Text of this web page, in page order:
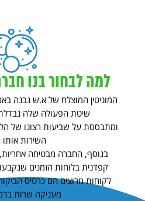
למה לבחור בנו
המוניטין המוצלח של א.ש נבנה
שיטת הפעולה שלה
ומתבססת על שביעות רצונו של
השירות אותו
בנוסף, החברה מבטיחה
קפדנית בלוחות הזמנים
לקוחות מרוצים הם כרטיס
מעניקה שרות